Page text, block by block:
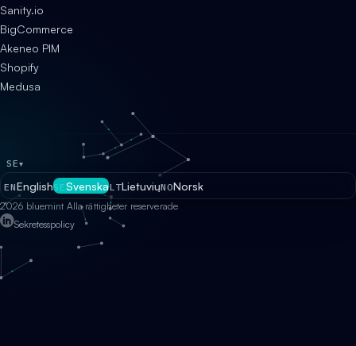
Sanity.io
BigCommerce
Akeneo PIM
Shopify
Medusa
SE▾
ENEnglishSESvenskaLTLietuviųNONorsk
2026 bluemint Alla rättigheter reserverade
Sekretesspolicy